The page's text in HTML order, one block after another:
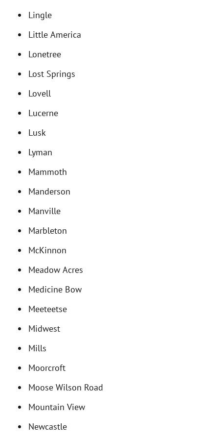
Lingle
Little America
Lonetree
Lost Springs
Lovell
Lucerne
Lusk
Lyman
Mammoth
Manderson
Manville
Marbleton
McKinnon
Meadow Acres
Medicine Bow
Meeteetse
Midwest
Mills
Moorcroft
Moose Wilson Road
Mountain View
Newcastle